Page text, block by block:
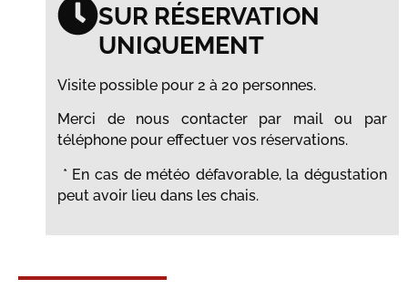
SUR RÉSERVATION
UNIQUEMENT
Visite possible pour 2 à 20 personnes.
Merci de nous contacter par mail ou par
téléphone pour effectuer vos réservations.
* En cas de météo défavorable, la dégustation
peut avoir lieu dans les chais.